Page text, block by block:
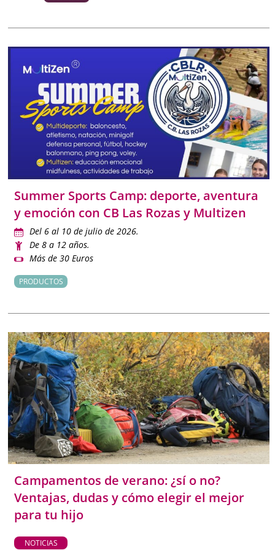
Summer Sports Camp: deporte, aventura
y emoción con CB Las Rozas y Multizen
Del 6 al 10 de julio de 2026.
De 8 a 12 años.
Más de 30 Euros
PRODUCTOS
Campamentos de verano: ¿sí o no?
Ventajas, dudas y cómo elegir el mejor
para tu hijo
NOTICIAS